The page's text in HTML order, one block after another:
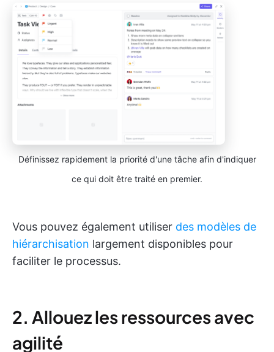
Définissez rapidement la priorité d'une tâche afin d'indiquer
ce qui doit être traité en premier.
Vous pouvez également utiliser des modèles de
hiérarchisation largement disponibles pour
faciliter le processus.
2. Allouez les ressources avec
agilité